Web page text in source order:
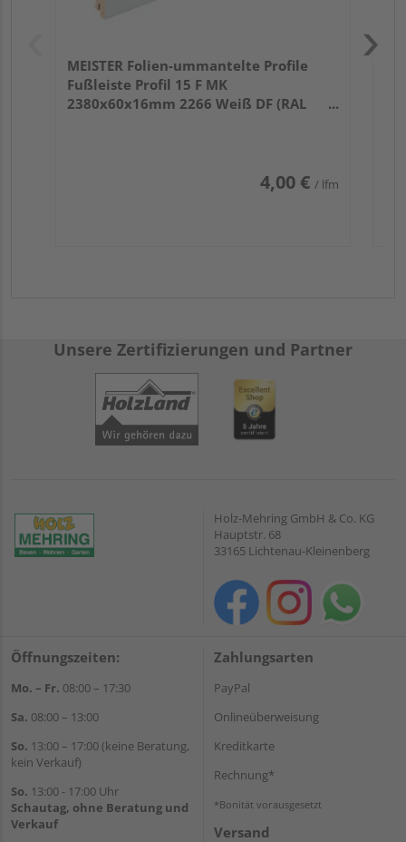
MEISTER Folien-ummantelte Profile
Fußleiste Profil 15 F MK
2380x60x16mm 2266 Weiß DF (RAL
4,00 € / lfm
Unsere Zertifizierungen und Partner
Holz-Mehring GmbH & Co. KG
Hauptstr. 68
33165 Lichtenau-Kleinenberg
Öffnungszeiten:
Mo. – Fr. 08:00 – 17:30
Sa. 08:00 – 13:00
So. 13:00 – 17:00 (keine Beratung,
kein Verkauf)
So. 13:00 - 17:00 Uhr
Schautag, ohne Beratung und
Verkauf
Zahlungsarten
PayPal
Onlineüberweisung
Kreditkarte
Rechnung*
*Bonität vorausgesetzt
Versand